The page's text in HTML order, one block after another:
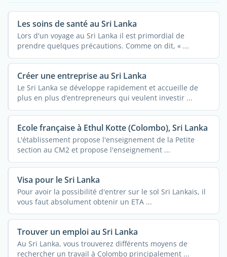
Les soins de santé au Sri Lanka
Lors d'un voyage au Sri Lanka il est primordial de
prendre quelques précautions. Comme on dit, « ...
Créer une entreprise au Sri Lanka
Le Sri Lanka se développe rapidement et accueille de
plus en plus d’entrepreneurs qui veulent investir ...
Ecole française à Ethul Kotte (Colombo), Sri Lanka
L'établissement propose l'enseignement de la Petite
section au CM2 et propose l'enseignement ...
Visa pour le Sri Lanka
Pour avoir la possibilité d'entrer sur le sol Sri Lankais, il
vous faut absolument obtenir un ETA ...
Trouver un emploi au Sri Lanka
Au Sri Lanka, vous trouverez différents moyens de
rechercher un travail à Colombo principalement ...